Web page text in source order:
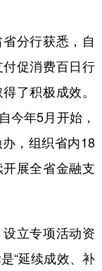
分行获悉，自
促消费百日行
了积极成效。
今年5月开始，
，组织省内18
展全省金融支
立专项活动资
“延续成效、补